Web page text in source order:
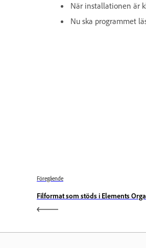
När installationen är
Nu ska programmet
Föregående
Filformat som stöds i Elements